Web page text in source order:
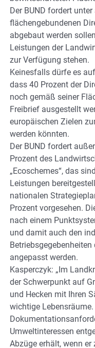
Der BUND fordert
flächengebundenen
abgebaut werden
Leistungen der
zur Verfügung stehen.
Keinesfalls dürfe es
dass 40 Prozent der
noch gemäß seiner
Freibrief ausgestellt
europäischen Zielen
werden könnten.
Der BUND fordert
Prozent des
„Ecoschemes“, das
Leistungen
nationalen
Prozent vorgesehen.
nach einem
und damit auch den
angepasst werden.
Kasperczyk: „Im
der Schwerpunkt auf
und Hecken mit Ihren
wichtige
Umweltinteressen
Abzüge erhält, wenn